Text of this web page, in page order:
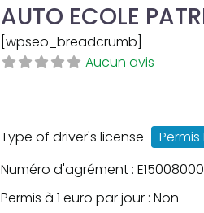
AUTO ECOLE
[wpseo_breadcrumb]
Aucun avis
Type of driver's license
Permis
Numéro d'agrément :
Permis à 1 euro par jour : Non